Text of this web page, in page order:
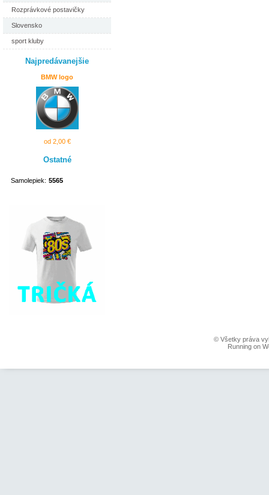
Rozprávkové postavičky
Slovensko
sport kluby
Najpredávanejšie
BMW logo
od 2,00 €
Ostatné
Samolepiek: 5565
© Všetky práva
Running on